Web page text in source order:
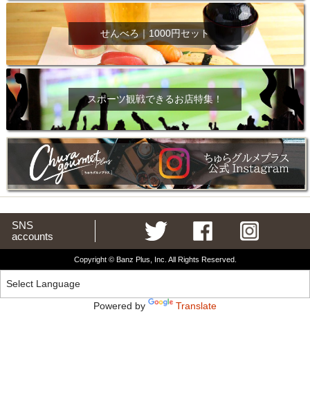
せんべろ｜1000円セット
スポーツ観戦できるお店特集！
SNS
accounts
Copyright © Banz Plus, Inc. All Rights Reserved.
Powered by Translate